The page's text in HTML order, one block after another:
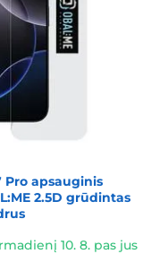
Pro apsauginis
2.5D grūdintas
10. 8. pas jus